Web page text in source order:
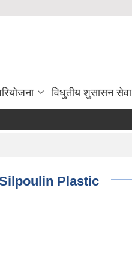
विधुतीय शुसासन सेवा
Plastic